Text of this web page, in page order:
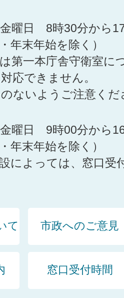
金曜日 8時30分から
年末年始を除く）
第一本庁舎守衛室に
応できません。
ないようご注意くだ
金曜日 9時00分から
年末年始を除く）
によっては、窓口受
て 市政へのご意見
窓口受付時間